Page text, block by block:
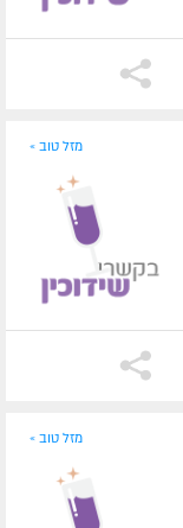
מזל טוב »
מזל טוב »